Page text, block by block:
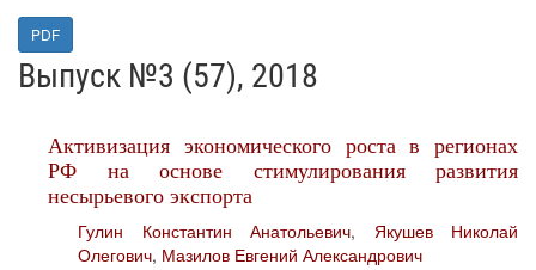
PDF
Выпуск №3 (57), 2018
Активизация экономического роста в регионах
РФ на основе стимулирования развития
несырьевого экспорта
Гулин Константин Анатольевич, Якушев Николай
Олегович, Мазилов Евгений Александрович